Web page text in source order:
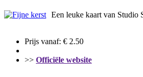
Een leuke kaart van Studio
Prijs vanaf: € 2.50
>> Officiële website